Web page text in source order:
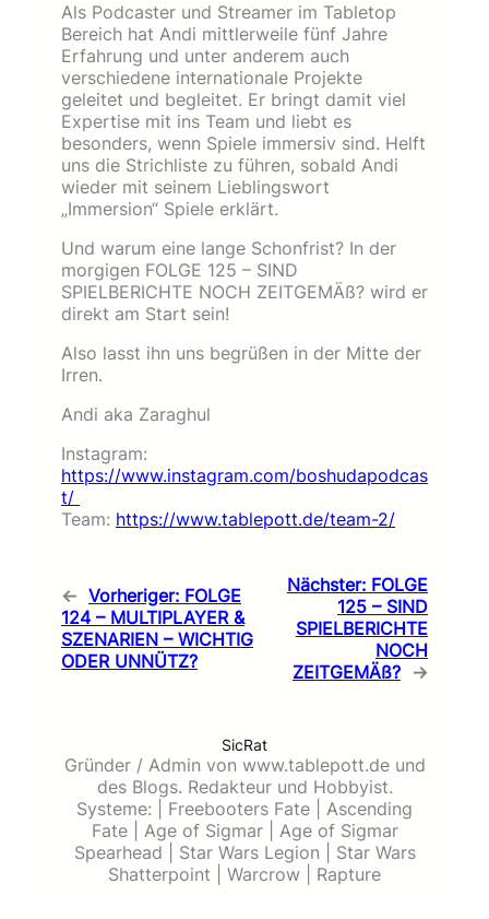
Als Podcaster und Streamer im Tabletop
Bereich hat Andi mittlerweile fünf Jahre
Erfahrung und unter anderem auch
verschiedene internationale Projekte
geleitet und begleitet. Er bringt damit viel
Expertise mit ins Team und liebt es
besonders, wenn Spiele immersiv sind. Helft
uns die Strichliste zu führen, sobald Andi
wieder mit seinem Lieblingswort
„Immersion“ Spiele erklärt.
Und warum eine lange Schonfrist? In der
morgigen FOLGE 125 – SIND
SPIELBERICHTE NOCH ZEITGEMÄß? wird er
direkt am Start sein!
Also lasst ihn uns begrüßen in der Mitte der
Irren.
Andi aka Zaraghul
Instagram:
https://www.instagram.com/boshudapodcas
t/
Team: https://www.tablepott.de/team-2/
← Vorheriger: FOLGE
124 – MULTIPLAYER &
SZENARIEN – WICHTIG
ODER UNNÜTZ?
Nächster: FOLGE
125 – SIND
SPIELBERICHTE
NOCH
ZEITGEMÄß? →
SicRat
Gründer / Admin von www.tablepott.de und
des Blogs. Redakteur und Hobbyist.
Systeme: | Freebooters Fate | Ascending
Fate | Age of Sigmar | Age of Sigmar
Spearhead | Star Wars Legion | Star Wars
Shatterpoint | Warcrow | Rapture